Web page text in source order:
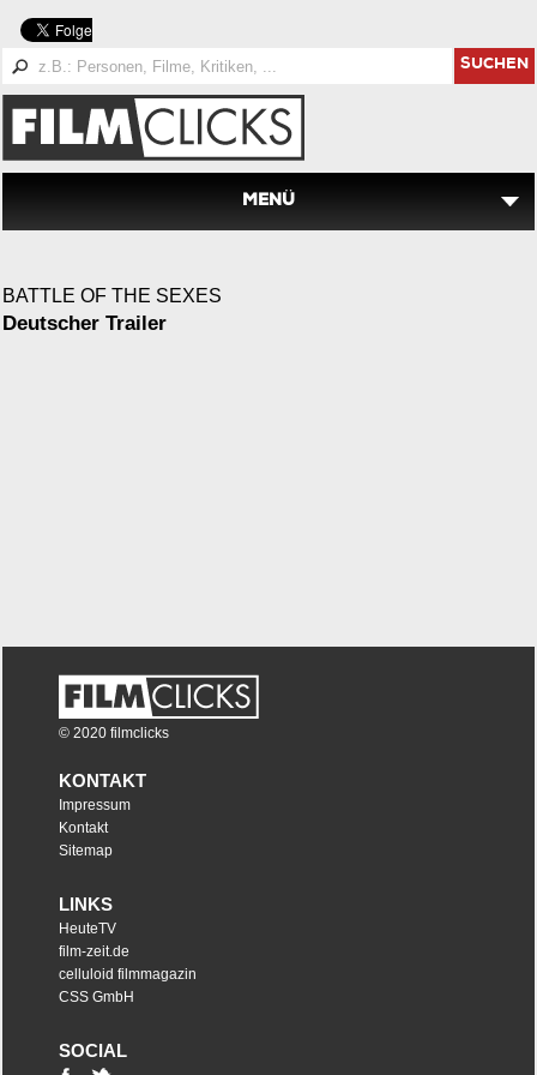
SUCHEN
MENÜ
BATTLE OF THE SEXES
Deutscher Trailer
© 2020 filmclicks
KONTAKT
Impressum
Kontakt
Sitemap
LINKS
HeuteTV
film-zeit.de
celluloid filmmagazin
CSS GmbH
SOCIAL